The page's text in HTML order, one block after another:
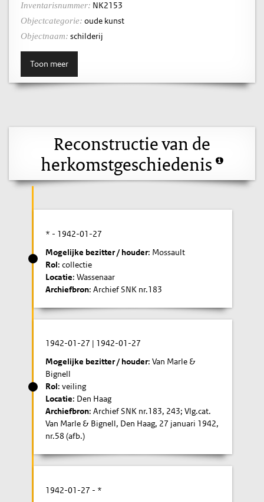
Inventarisnummer: NK2153
Objectcategorie: oude kunst
Objectnaam: schilderij
Toon meer
Reconstructie van de
herkomstgeschiedenis
* - 1942-01-27
Mogelijke bezitter / houder: Mossault
Rol: collectie
Locatie: Wassenaar
Archiefbron: Archief SNK nr.183
1942-01-27 | 1942-01-27
Mogelijke bezitter / houder: Van Marle &
Bignell
Rol: veiling
Locatie: Den Haag
Archiefbron: Archief SNK nr.183, 243; Vlg.cat.
Van Marle & Bignell, Den Haag, 27 januari 1942,
nr.58 (afb.)
1942-01-27 - *